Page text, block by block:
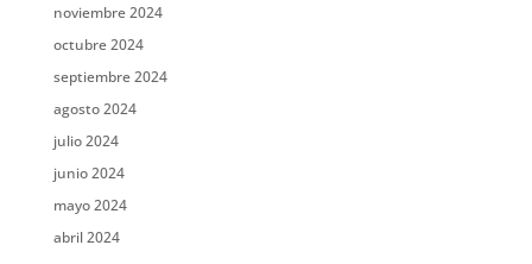
noviembre 2024
octubre 2024
septiembre 2024
agosto 2024
julio 2024
junio 2024
mayo 2024
abril 2024